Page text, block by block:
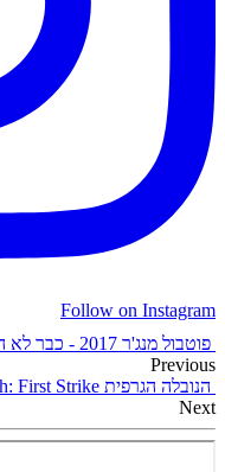
Follow on Instagram
פוטבול מנג'ר 2017 - כבר לא המשחק האיטי והמסורבל של פעם
Previous
הנובלה הגרפית Overwatch: First Strike בוטלה
Next